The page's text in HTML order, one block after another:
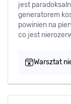
jest
generatorem
powinien na
co jest
Warsztat